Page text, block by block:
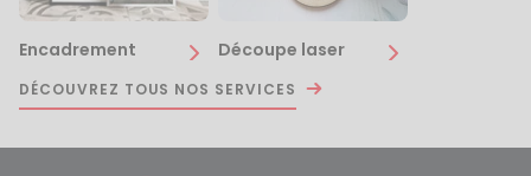
Encadrement Découpe laser
DÉCOUVREZ TOUS NOS SERVICES